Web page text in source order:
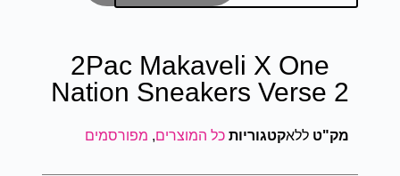
2Pac Makaveli X One
Nation Sneakers Verse 2
מק"ט ללאקטגוריות כל המוצרים, מפורסמים